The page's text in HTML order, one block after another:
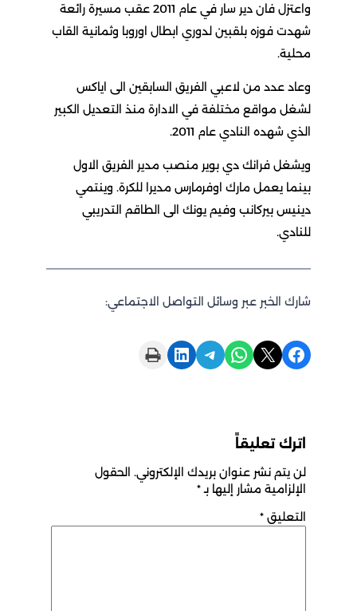
واعتزل فان دير سار في عام 2011 عقب مسيرة رائعة
شهدت فوزه بلقبين لدوري ابطال اوروبا وثمانية القاب
محلية.
وعاد عدد من لاعبي الفريق السابقين الى اياكس
لشغل مواقع مختلفة في الادارة منذ التعديل الكبير
الذي شهده النادي عام 2011.
ويشغل فرانك دي بوير منصب مدير الفريق الاول
بينما يعمل مارك اوفرمارس مديرا للكرة. وينتمي
دينيس بيركانب وفيم يونك الى الطاقم التدريبي
للنادي.
شارك الخبر عبر وسائل التواصل الاجتماعي:
Share on Facebook
Share on X
Share on WhatsApp
Share on Telegram
Share on LinkedIn
Print this Page
اترك تعليقاً
لن يتم نشر عنوان بريدك الإلكتروني. الحقول
الإلزامية مشار إليها بـ*
التعليق *